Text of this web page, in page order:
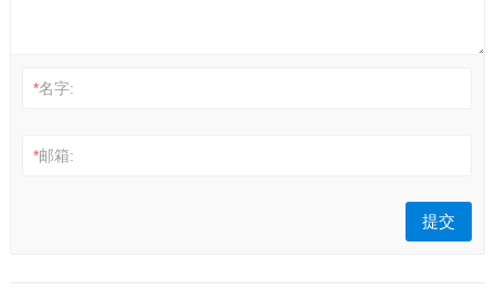
*名字:
*邮箱: